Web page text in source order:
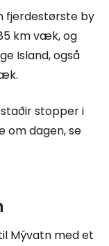
fjerdestørste by
km væk, og
Island, også
stopper i
om dagen, se
Mývatn med et